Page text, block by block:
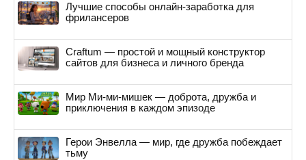
Лучшие способы онлайн-заработка для
фрилансеров
Craftum — простой и мощный конструктор
сайтов для бизнеса и личного бренда
Мир Ми-ми-мишек — доброта, дружба и
приключения в каждом эпизоде
Герои Энвелла — мир, где дружба побеждает
тьму